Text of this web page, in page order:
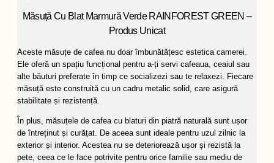
Măsuță Cu Blat Marmură Verde RAINFOREST GREEN –
Produs Unicat
Aceste măsuțe de cafea nu doar îmbunătățesc estetica camerei.
Ele oferă un spațiu funcțional pentru a-ți servi cafeaua, ceaiul sau
alte băuturi preferate în timp ce socializezi sau te relaxezi. Fiecare
măsuță este construită cu un cadru metalic solid, care asigură
stabilitate și rezistență.
În plus, măsuțele de cafea cu blaturi din piatră naturală sunt ușor
de întreținut și curățat. De aceea sunt ideale pentru uzul zilnic la
exterior și interior. Acestea nu se deteriorează ușor și rezistă la
pete, ceea ce le face potrivite pentru orice familie sau mediu de